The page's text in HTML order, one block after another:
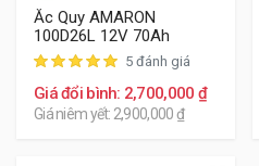
Ắc Quy AMARON
100D26L 12V 70Ah
5 đánh giá
Giá đổi bình: 2,700,000 ₫
Giá niêm yết: 2,900,000 ₫